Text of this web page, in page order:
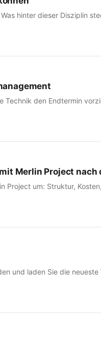
hinter dieser Disziplin
den Endtermin
Merlin Project nach
Project um: Struktur,
und laden Sie die neueste